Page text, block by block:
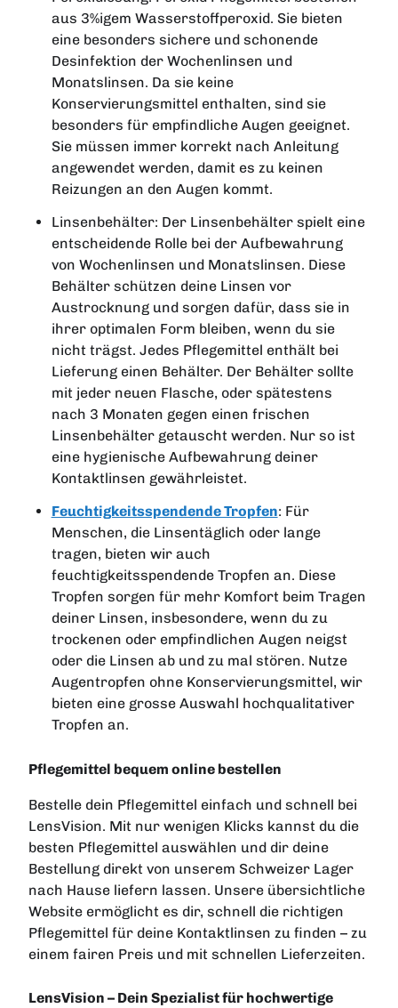
aus 3%igem Wasserstoffperoxid. Sie bieten
eine besonders sichere und schonende
Desinfektion der Wochenlinsen und
Monatslinsen. Da sie keine
Konservierungsmittel enthalten, sind sie
besonders für empfindliche Augen geeignet.
Sie müssen immer korrekt nach Anleitung
angewendet werden, damit es zu keinen
Reizungen an den Augen kommt.
Linsenbehälter: Der Linsenbehälter spielt eine
entscheidende Rolle bei der Aufbewahrung
von Wochenlinsen und Monatslinsen. Diese
Behälter schützen deine Linsen vor
Austrocknung und sorgen dafür, dass sie in
ihrer optimalen Form bleiben, wenn du sie
nicht trägst. Jedes Pflegemittel enthält bei
Lieferung einen Behälter. Der Behälter sollte
mit jeder neuen Flasche, oder spätestens
nach 3 Monaten gegen einen frischen
Linsenbehälter getauscht werden. Nur so ist
eine hygienische Aufbewahrung deiner
Kontaktlinsen gewährleistet.
Feuchtigkeitsspendende Tropfen: Für
Menschen, die Linsentäglich oder lange
tragen, bieten wir auch
feuchtigkeitsspendende Tropfen an. Diese
Tropfen sorgen für mehr Komfort beim Tragen
deiner Linsen, insbesondere, wenn du zu
trockenen oder empfindlichen Augen neigst
oder die Linsen ab und zu mal stören. Nutze
Augentropfen ohne Konservierungsmittel, wir
bieten eine grosse Auswahl hochqualitativer
Tropfen an.
Pflegemittel bequem online bestellen
Bestelle dein Pflegemittel einfach und schnell bei
LensVision. Mit nur wenigen Klicks kannst du die
besten Pflegemittel auswählen und dir deine
Bestellung direkt von unserem Schweizer Lager
nach Hause liefern lassen. Unsere übersichtliche
Website ermöglicht es dir, schnell die richtigen
Pflegemittel für deine Kontaktlinsen zu finden – zu
einem fairen Preis und mit schnellen Lieferzeiten.
LensVision – Dein Spezialist für hochwertige